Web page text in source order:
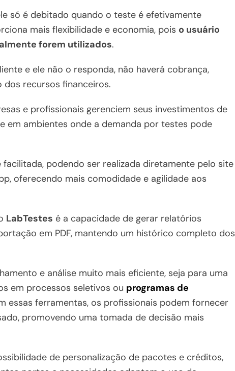
só é debitado quando o teste é efetivamente
mais flexibilidade e economia, pois o usuário
forem utilizados.
e ele não o responda, não haverá cobrança,
recursos financeiros.
e profissionais gerenciem seus investimentos de
em ambientes onde a demanda por testes pode
podendo ser realizada diretamente pelo site
oferecendo mais comodidade e agilidade aos
LabTestes é a capacidade de gerar relatórios
em PDF, mantendo um histórico completo dos
e análise muito mais eficiente, seja para uma
em processos seletivos ou programas de
essas ferramentas, os profissionais podem fornecer
promovendo uma tomada de decisão mais
de personalização de pacotes e créditos,